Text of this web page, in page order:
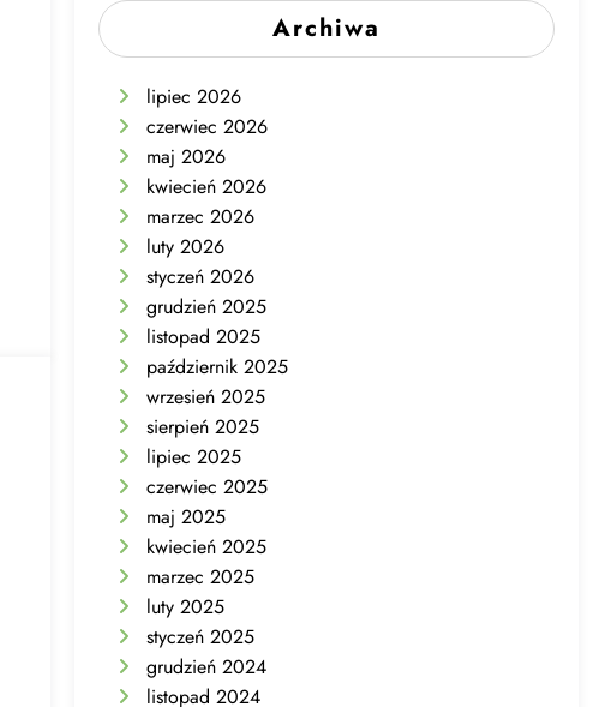
Archiwa
lipiec 2026
czerwiec 2026
maj 2026
kwiecień 2026
marzec 2026
luty 2026
styczeń 2026
grudzień 2025
listopad 2025
październik 2025
wrzesień 2025
sierpień 2025
lipiec 2025
czerwiec 2025
maj 2025
kwiecień 2025
marzec 2025
luty 2025
styczeń 2025
grudzień 2024
listopad 2024